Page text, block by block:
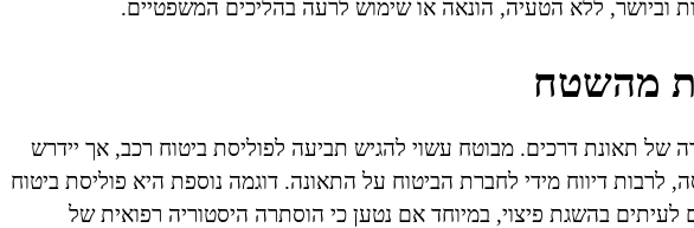
וביושר, ללא הטעיה, הונאה או שימוש לרעה בהליכים המשפטיים.
מהשטח
של תאונת דרכים. מבוטח עשוי להגיש תביעה לפוליסת ביטוח רכב, אך יידרש
לרבות דיווח מידי לחברת הביטוח על התאונה. דוגמה נוספת היא פוליסת ביטוח
בהשגת פיצוי, במיוחד אם נטען כי הוסתרה היסטוריה רפואית של